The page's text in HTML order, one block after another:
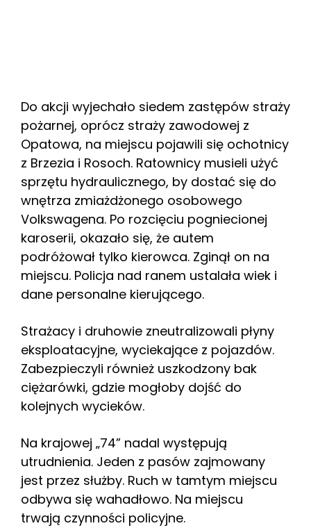
Do akcji wyjechało siedem zastępów straży
pożarnej, oprócz straży zawodowej z
Opatowa, na miejscu pojawili się ochotnicy
z Brzezia i Rosoch. Ratownicy musieli użyć
sprzętu hydraulicznego, by dostać się do
wnętrza zmiażdżonego osobowego
Volkswagena. Po rozcięciu pogniecionej
karoserii, okazało się, że autem
podróżował tylko kierowca. Zginął on na
miejscu. Policja nad ranem ustalała wiek i
dane personalne kierującego.
Strażacy i druhowie zneutralizowali płyny
eksploatacyjne, wyciekające z pojazdów.
Zabezpieczyli również uszkodzony bak
ciężarówki, gdzie mogłoby dojść do
kolejnych wycieków.
Na krajowej „74” nadal występują
utrudnienia. Jeden z pasów zajmowany
jest przez służby. Ruch w tamtym miejscu
odbywa się wahadłowo. Na miejscu
trwają czynności policyjne.